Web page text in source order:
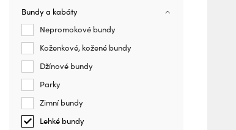
Bundy a kabáty
Nepromokové bundy
Koženkové, kožené bundy
Džínové bundy
Parky
Zimní bundy
Lehké bundy